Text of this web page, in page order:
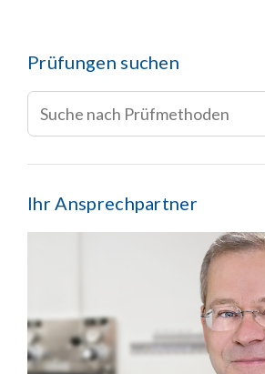
Prüfungen suchen
Ihr Ansprechpartner